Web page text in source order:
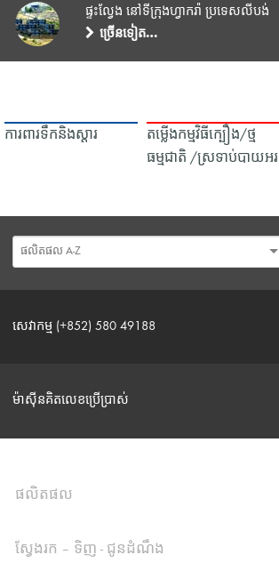
ផ្ទះល្វែង នៅទីក្រុងហ្វាករ៉ា ប្រទេសលីបង់
ច្រើនទៀត…
ការពារទឹក​និង​ស្ដារ
តម្លើងកម្មវិធីក្បឿង/ថ្ម
ធម្មជាតិ /ស្រទាប់បាយអរ
សេវាកម្ម (+852) 580 49188
ម៉ាស៊ីនគិតលេខប្រើប្រាស់
ផលិតផល
ស្វែងរក – ទិញ - ជូនដំណឹង